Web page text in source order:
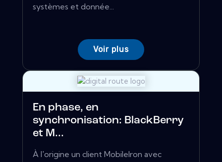
systèmes et donnée...
Voir plus
En phase, en
synchronisation: BlackBerry
et M...
À l'origine un client MobileIron avec